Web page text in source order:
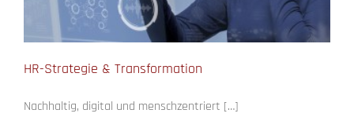
HR-Strategie & Transformation
Nachhaltig, digital und menschzentriert […]